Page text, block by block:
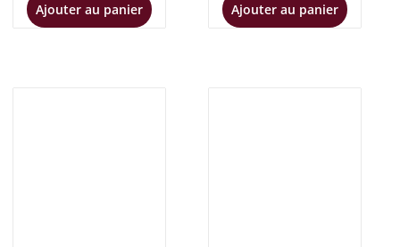
Ajouter au panier Ajouter au panier